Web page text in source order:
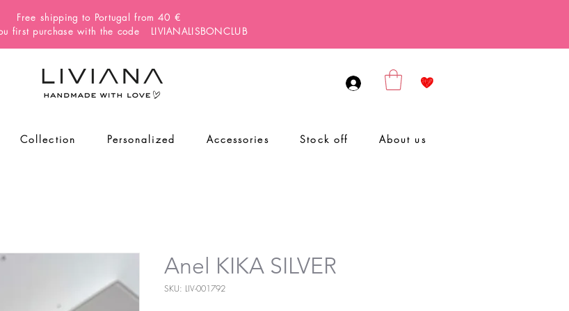
Free shipping to Portugal from 40 €
first purchase with the code LIVIANALISBONCLUB
Collection Personalized Accessories Stock off About us
Anel KIKA SILVER
SKU: LIV-001792